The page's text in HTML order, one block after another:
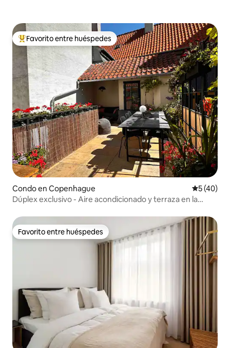
Favorito entre huéspedes preferido
Favorito entre huéspedes
Condo en Copenhague
5 (40)
Dúplex exclusivo - Aire acondicionado y terraza en la
Favorito entre huéspedes
Favorito entre huéspedes